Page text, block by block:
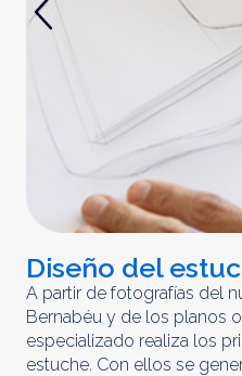
Diseño del
A partir de fotografías del
Bernabéu y de los planos
especializado realiza los
estuche. Con ellos se